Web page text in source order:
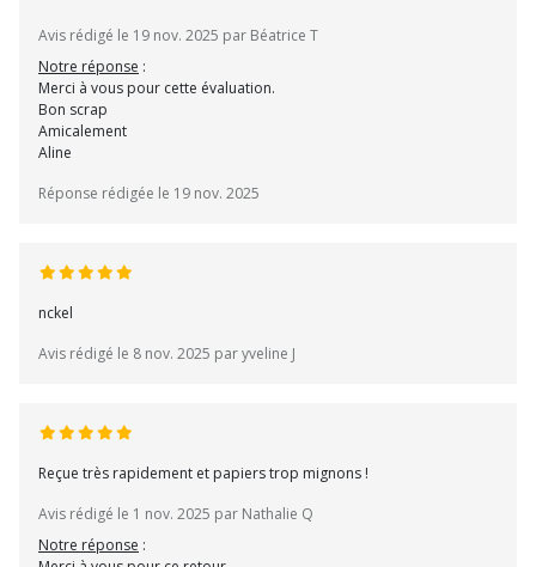
Avis rédigé le 19 nov. 2025 par Béatrice T
Notre réponse :
Merci à vous pour cette évaluation.
Bon scrap
Amicalement
Aline
Réponse rédigée le 19 nov. 2025
nckel
Avis rédigé le 8 nov. 2025 par yveline J
Reçue très rapidement et papiers trop mignons !
Avis rédigé le 1 nov. 2025 par Nathalie Q
Notre réponse :